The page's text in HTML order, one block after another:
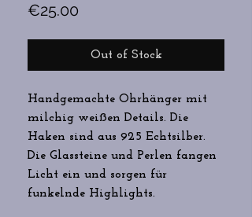
€25.00
Out of Stock
Handgemachte Ohrhänger mit
milchig weißen Details. Die
Haken sind aus 925 Echtsilber.
Die Glassteine und Perlen fangen
Licht ein und sorgen für
funkelnde Highlights.